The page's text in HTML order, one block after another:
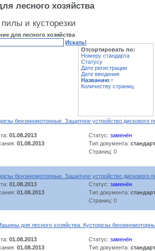
лесного хозяйства
и кусторезки
для лесного хозяйства
Искать!
Отсортировать по:
Номеру стандарта
Статусу
Дате регистрации
Дате введения
Названию ↑
Количеству страниц
бензиномоторные. Защитное устройство дискового
01.08.2013 Статус: заменён
01.08.2013 Тип документа: стандарт
Страниц: 0
бензиномоторные. Защитное устройство дискового
01.08.2013 Статус: заменён
01.08.2013 Тип документа: стандарт
Страниц: 0
для лесного хозяйства. Кусторезы
01.08.2013 Статус: заменён
01.08.2013 Тип документа: стандарт